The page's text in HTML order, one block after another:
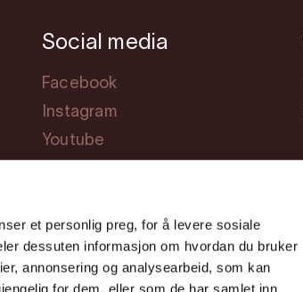
et personlig preg, for å levere sosiale
dessuten informasjon om hvordan du bruker
annonsering og analysearbeid, som kan
for dem, eller som de har samlet inn
Social media
Facebook
Instagram
Youtube